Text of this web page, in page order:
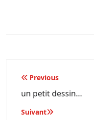
Navigation
de
l’article
Previous
un petit dessin…
Suivant